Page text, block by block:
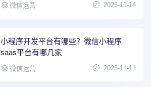
微信运营 2025-11-14
小程序开发平台有哪些？微信小程序
saas平台有哪几家
微信运营 2025-11-11